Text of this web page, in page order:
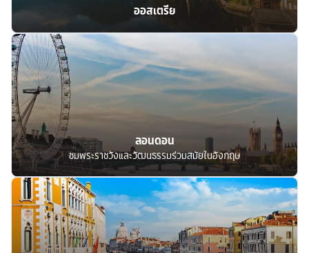
ออสเตรีย
ลอนดอน
ชมพระราชวังและวัฒนธรรมร่วมสมัยในอังกฤษ